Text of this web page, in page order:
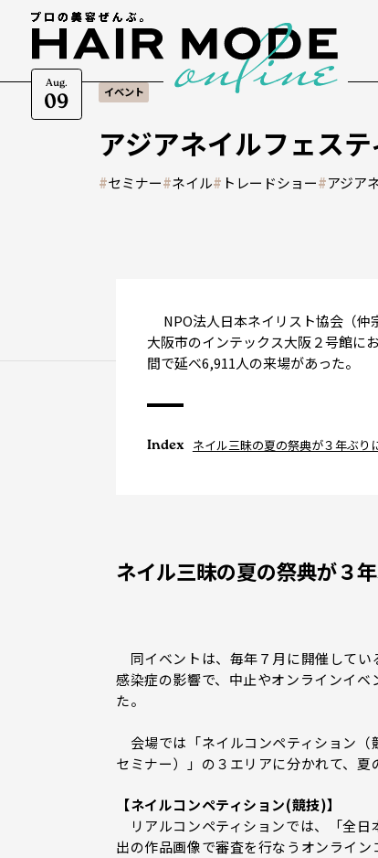
Aug.
09 イベント
アジアネイルフェス
#セミナー#ネイル# トレードショー#アジア
NPO法人日本ネイリスト協会（仲
大阪市のインテックス大阪２号館に
間で延べ6,911人の来場があった。
Index ネイル三昧の夏の祭典が３年ぶり
ネイル三昧の夏の祭典が３
同イベントは、毎年７月に開催してい
感染症の影響で、中止やオンラインイ
た。
会場では「ネイルコンペティション（
セミナー）」の３エリアに分かれて、夏
【ネイルコンペティション(競技)】
リアルコンペティションでは、「全日
出の作品画像で審査を行なうオンライン